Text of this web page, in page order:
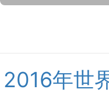
2016年世